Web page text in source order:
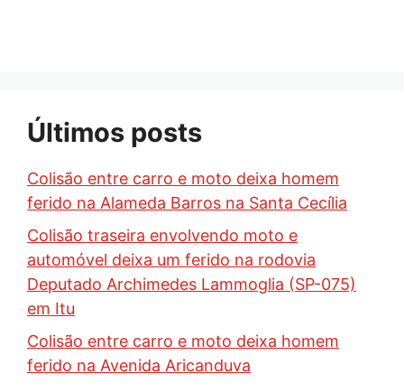
Últimos posts
Colisão entre carro e moto deixa homem
ferido na Alameda Barros na Santa Cecília
Colisão traseira envolvendo moto e
automóvel deixa um ferido na rodovia
Deputado Archimedes Lammoglia (SP-075)
em Itu
Colisão entre carro e moto deixa homem
ferido na Avenida Aricanduva